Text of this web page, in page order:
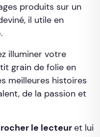
produits sur un
il utile en
.
illuminer votre
grain de folie en
meilleures histoires
de la passion et
le lecteur et lui